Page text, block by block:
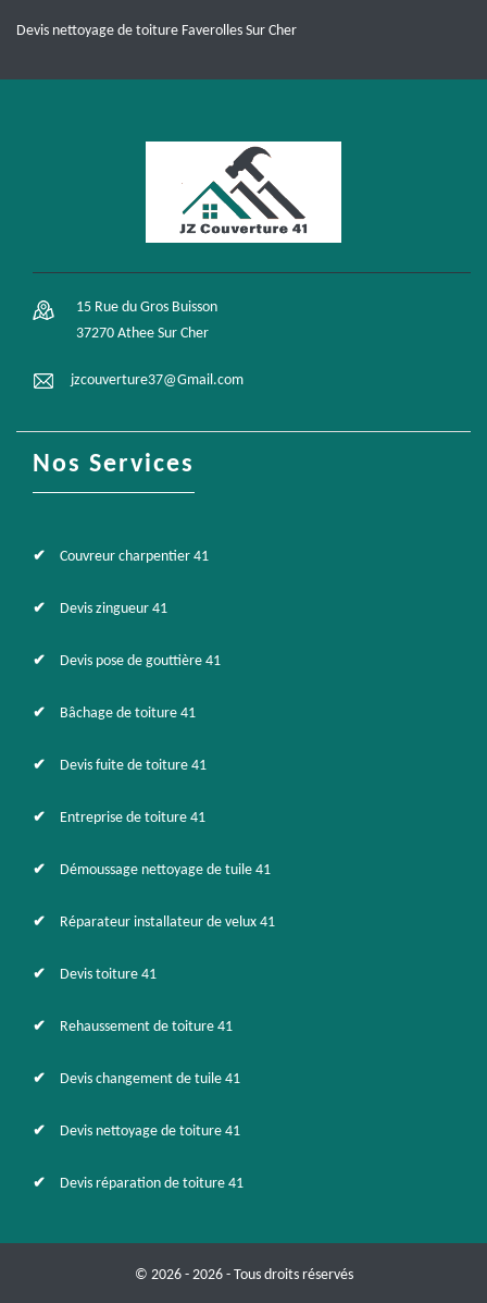
Devis nettoyage de toiture Faverolles Sur Cher
15 Rue du Gros Buisson
37270 Athee Sur Cher
jzcouverture37@Gmail.com
Nos Services
Couvreur charpentier 41
Devis zingueur 41
Devis pose de gouttière 41
Bâchage de toiture 41
Devis fuite de toiture 41
Entreprise de toiture 41
Démoussage nettoyage de tuile 41
Réparateur installateur de velux 41
Devis toiture 41
Rehaussement de toiture 41
Devis changement de tuile 41
Devis nettoyage de toiture 41
Devis réparation de toiture 41
© 2026 - 2026 - Tous droits réservés